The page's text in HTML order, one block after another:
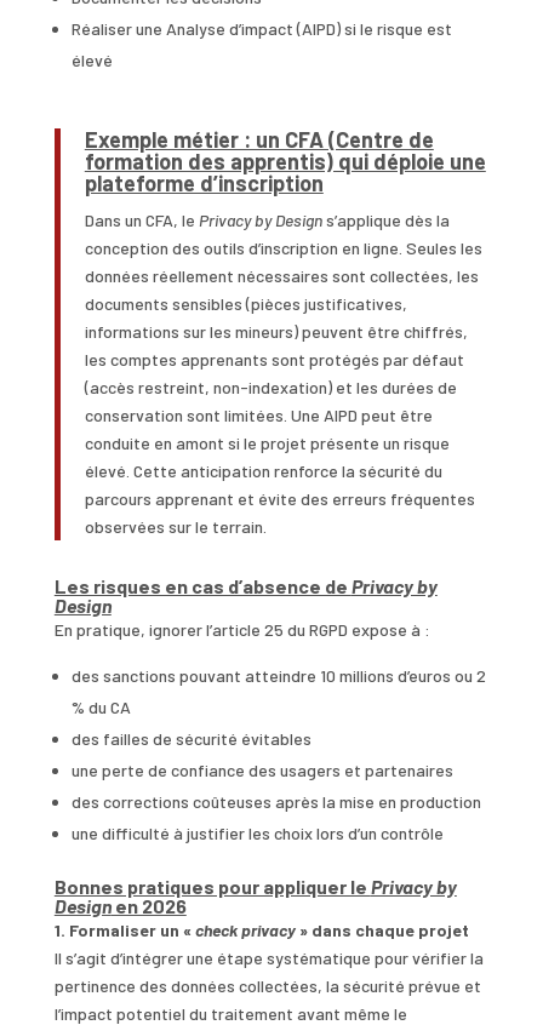
Réaliser une Analyse d’impact (AIPD) si le risque est
élevé
Exemple métier : un CFA (Centre de
formation des apprentis) qui déploie une
plateforme d’inscription
Dans un CFA, le Privacy by Designs’applique dès la
conception des outils d’inscription en ligne. Seules les
données réellement nécessaires sont collectées, les
documents sensibles (pièces justificatives,
informations sur les mineurs) peuvent être chiffrés,
les comptes apprenants sont protégés par défaut
(accès restreint, non-indexation) et les durées de
conservation sont limitées. Une AIPD peut être
conduite en amont si le projet présente un risque
élevé. Cette anticipation renforce la sécurité du
parcours apprenant et évite des erreurs fréquentes
observées sur le terrain.
Les risques en cas d’absence de Privacy by
Design
En pratique, ignorer l’article 25 du RGPD expose à :
des sanctions pouvant atteindre 10 millions d’euros ou 2
% du CA
des failles de sécurité évitables
une perte de confiance des usagers et partenaires
des corrections coûteuses après la mise en production
une difficulté à justifier les choix lors d’un contrôle
Bonnes pratiques pour appliquer le Privacy by
Designen 2026
1. Formaliser un « check privacy» dans chaque projet
Il s’agit d’intégrer une étape systématique pour vérifier la
pertinence des données collectées, la sécurité prévue et
l’impact potentiel du traitement avant même le